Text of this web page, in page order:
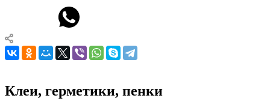
Клеи, герметики, пенки